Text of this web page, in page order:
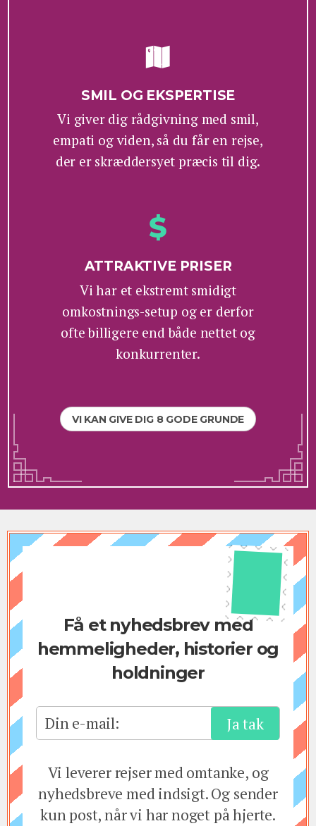
SMIL OG EKSPERTISE
Vi giver dig rådgivning med smil,
empati og viden, så du får en rejse,
der er skræddersyet præcis til dig.
ATTRAKTIVE PRISER
Vi har et ekstremt smidigt
omkostnings-setup og er derfor
ofte billigere end både nettet og
konkurrenter.
VI KAN GIVE DIG 8 GODE GRUNDE
Få et nyhedsbrev med
hemmeligheder, historier og
holdninger
Din e-mail:
Vi leverer rejser med omtanke, og
nyhedsbreve med indsigt. Og sender
kun post, når vi har noget på hjerte.